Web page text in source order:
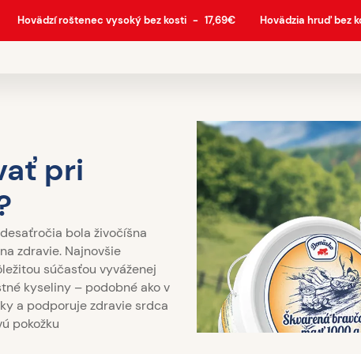
Hovädzí roštenec vysoký bez kosti - 17,69€ Hovädzia hruď bez
pri
bola živočíšna
zdravie. Najnovšie
súčasťou vyváženej
kyseliny – podobné ako v
a podporuje zdravie srdca
pokožku